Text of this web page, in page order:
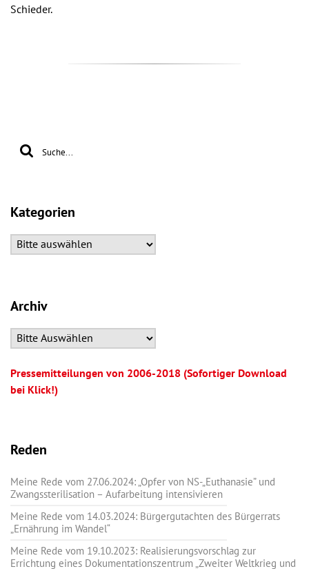
Schieder.
Kategorien
Archiv
Pressemitteilungen von 2006-2018 (Sofortiger Download
bei Klick!)
Reden
Meine Rede vom 27.06.2024: „Opfer von NS-„Euthanasie” und
Zwangssterilisation – Aufarbeitung intensivieren
Meine Rede vom 14.03.2024: Bürgergutachten des Bürgerrats
„Ernährung im Wandel“
Meine Rede vom 19.10.2023: Realisierungsvorschlag zur
Errichtung eines Dokumentationszentrum „Zweiter Weltkrieg und